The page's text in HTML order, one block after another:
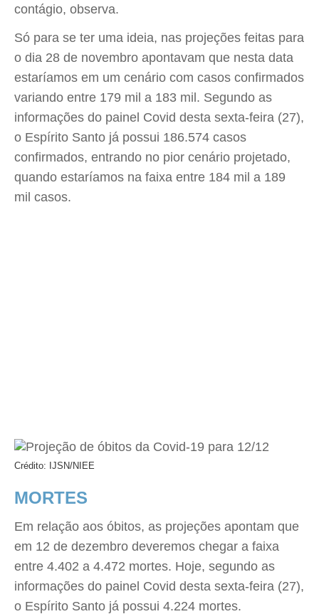
contágio, observa.
Só para se ter uma ideia, nas projeções feitas para
o dia 28 de novembro apontavam que nesta data
estaríamos em um cenário com casos confirmados
variando entre 179 mil a 183 mil. Segundo as
informações do painel Covid desta sexta-feira (27),
o Espírito Santo já possui 186.574 casos
confirmados, entrando no pior cenário projetado,
quando estaríamos na faixa entre 184 mil a 189
mil casos.
Crédito: IJSN/NIEE
MORTES
Em relação aos óbitos, as projeções apontam que
em 12 de dezembro deveremos chegar a faixa
entre 4.402 a 4.472 mortes. Hoje, segundo as
informações do painel Covid desta sexta-feira (27),
o Espírito Santo já possui 4.224 mortes.